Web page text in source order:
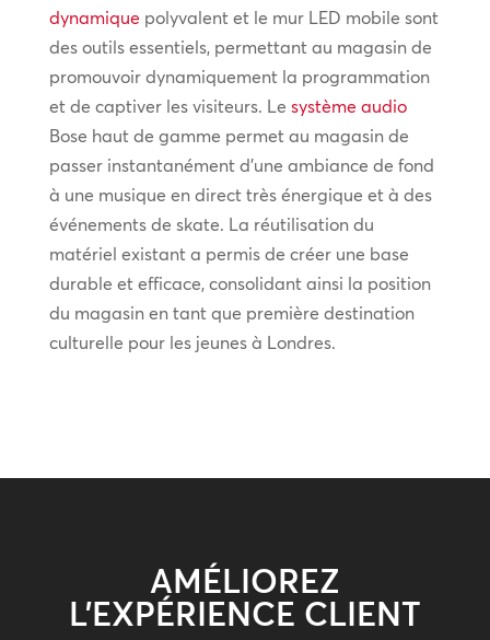
dynamique polyvalent et le mur LED mobile sont
des outils essentiels, permettant au magasin de
promouvoir dynamiquement la programmation
et de captiver les visiteurs. Le système audio
Bose haut de gamme permet au magasin de
passer instantanément d'une ambiance de fond
à une musique en direct très énergique et à des
événements de skate. La réutilisation du
matériel existant a permis de créer une base
durable et efficace, consolidant ainsi la position
du magasin en tant que première destination
culturelle pour les jeunes à Londres.
AMÉLIOREZ
L’EXPÉRIENCE CLIENT